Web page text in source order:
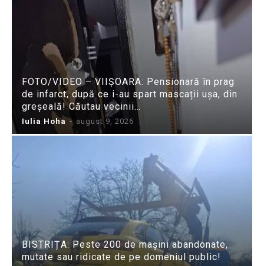
FOTO/VIDEO – VIIȘOARA: Pensionară în prag
de infarct, după ce i-au spart mascații ușa, din
greșeală! Căutau vecinii…
Iulia Hoha - august 9, 2026
BISTRIȚA: Peste 200 de mașini abandonate,
mutate sau ridicate de pe domeniul public!